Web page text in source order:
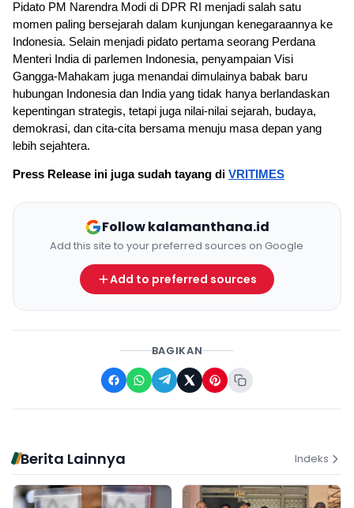
Pidato PM Narendra Modi di DPR RI menjadi salah satu
momen paling bersejarah dalam kunjungan kenegaraannya ke
Indonesia. Selain menjadi pidato pertama seorang Perdana
Menteri India di parlemen Indonesia, penyampaian Visi
Gangga-Mahakam juga menandai dimulainya babak baru
hubungan Indonesia dan India yang tidak hanya berlandaskan
kepentingan strategis, tetapi juga nilai-nilai sejarah, budaya,
demokrasi, dan cita-cita bersama menuju masa depan yang
lebih sejahtera.
Press Release ini juga sudah tayang di VRITIMES
Follow kalamanthana.id
Add this site to your preferred sources on Google
Add to preferred sources
BAGIKAN
Berita Lainnya Indeks